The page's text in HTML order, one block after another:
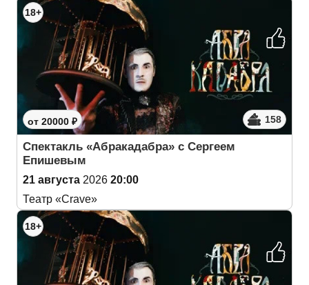
18+
от 20000 ₽ 158
Спектакль «Абракадабра» с Сергеем
Епишевым
21 августа 2026 20:00
Театр «Crave»
18+